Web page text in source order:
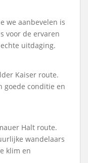
we aanbevelen is
voor de ervaren
uitdaging.
Kaiser route.
goede conditie en
Halt route.
wandelaars
klim en